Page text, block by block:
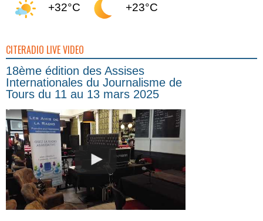
+32°C +23°C
CITERADIO LIVE VIDEO
18ème édition des Assises
Internationales du Journalisme de
Tours du 11 au 13 mars 2025